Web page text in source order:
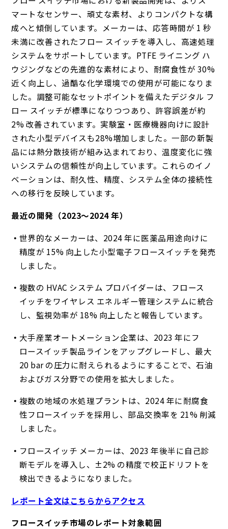
マートなセンサー、頑丈な素材、よりコンパクトな構
成へと傾倒しています。メーカーは、応答時間が 1 秒
未満に改善されたフロー スイッチを導入し、高速処理
システムをサポートしています。PTFE ライニング ハ
ウジングなどの先進的な素材により、耐腐食性が 30%
近く向上し、過酷な化学環境での使用が可能になりま
した。調整可能なセットポイントを備えたデジタル フ
ロー スイッチが標準になりつつあり、許容誤差が約
2% 改善されています。実験室・医療機器向けに設計
された小型デバイスも28%増加しました。一部の新製
品には熱分散技術が組み込まれており、温度変化に強
いシステムの信頼性が向上しています。これらのイノ
ベーションは、耐久性、精度、システム全体の接続性
への移行を反映しています。
最近の開発（2023～2024 年）
世界的なメーカーは、2024 年に医薬品用途向けに
精度が 15% 向上した小型電子フロースイッチを発売
しました。
複数の HVAC システム プロバイダーは、フロース
イッチをワイヤレス エネルギー管理システムに統合
し、監視効率が 18% 向上したと報告しています。
大手産業オートメーション企業は、2023 年にフ
ロースイッチ製品ラインをアップグレードし、最大
20 bar の圧力に耐えられるようにすることで、石油
およびガス分野での使用を拡大しました。
複数の地域の水処理プラントは、2024 年に耐腐食
性フロースイッチを採用し、部品交換率を 21% 削減
しました。
フロースイッチ メーカーは、2023 年後半に自己診
断モデルを導入し、±2% の精度で校正ドリフトを
検出できるようになりました。
レポート全文はこちらからアクセス
フロースイッチ市場のレポート対象範囲